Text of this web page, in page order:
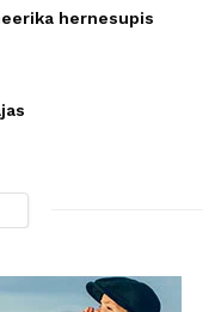
hernesupis